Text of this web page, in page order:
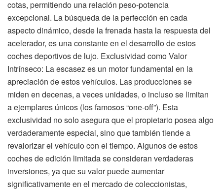
cotas, permitiendo una relación peso-potencia
excepcional. La búsqueda de la perfección en cada
aspecto dinámico, desde la frenada hasta la respuesta del
acelerador, es una constante en el desarrollo de estos
coches deportivos de lujo. Exclusividad como Valor
Intrínseco: La escasez es un motor fundamental en la
apreciación de estos vehículos. Las producciones se
miden en decenas, a veces unidades, o incluso se limitan
a ejemplares únicos (los famosos “one-off”). Esta
exclusividad no solo asegura que el propietario posea algo
verdaderamente especial, sino que también tiende a
revalorizar el vehículo con el tiempo. Algunos de estos
coches de edición limitada se consideran verdaderas
inversiones, ya que su valor puede aumentar
significativamente en el mercado de coleccionistas,